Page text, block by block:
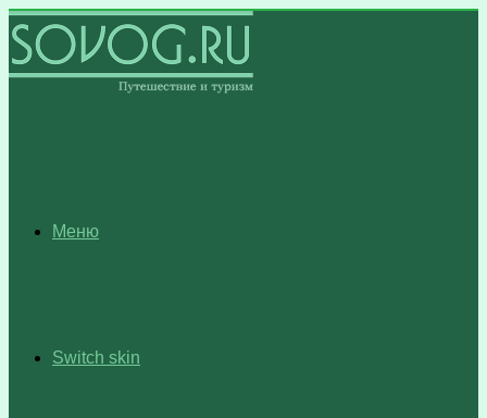
Меню
Switch skin